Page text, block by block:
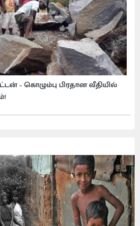
– கொழும்பு பிரதான வீதியில்